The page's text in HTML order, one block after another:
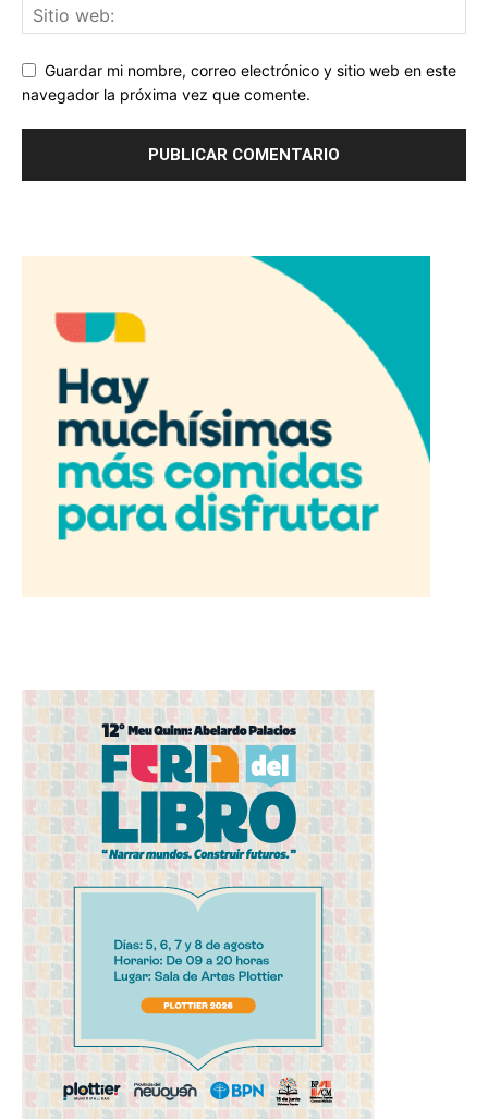
Guardar mi nombre, correo electrónico y sitio web en este
navegador la próxima vez que comente.